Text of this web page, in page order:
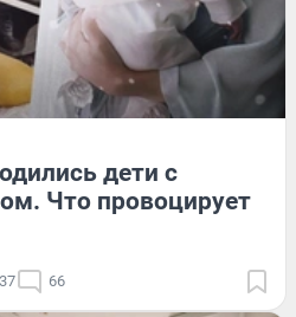
дети с
Что провоцирует
66